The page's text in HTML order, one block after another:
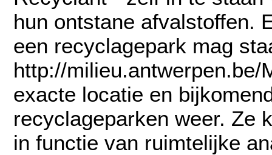
hun ontstane afvalstoffen.
een recyclagepark mag
http://milieu.antwerpen.be/
exacte locatie en
recyclageparken weer. Ze
in functie van ruimtelijke